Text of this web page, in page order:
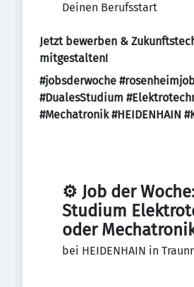
Deinen Berufsstart
Jetzt bewerben &
mitgestalten!
#jobsderwoche
#DualesStudium
#Mechatronik #HEIDENHAIN
⚙️ Job der
Studium
oder
bei HEIDENHAIN in